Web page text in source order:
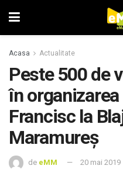
Acasa Actualitate
Peste 500 de
în
Francisc la
Maramureș
de eMM 20 mai 2019